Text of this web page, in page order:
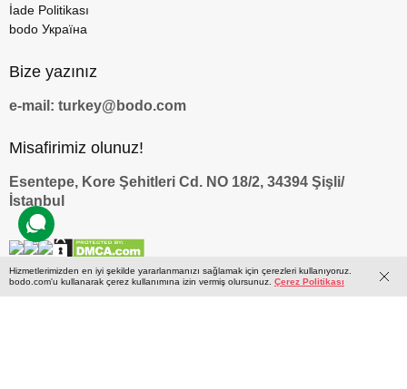
İade Politikası
bodo Україна
Bize yazınız
e-mail: turkey@bodo.com
Misafirimiz olunuz!
Esentepe, Kore Şehitleri Cd. NO 18/2, 34394 Şişli/
İstanbul
Hizmetlerimizden en iyi şekilde yararlanmanızı sağlamak için çerezleri kullanıyoruz.
bodo.com'u kullanarak çerez kullanımına izin vermiş olursunuz. Çerez Politikası